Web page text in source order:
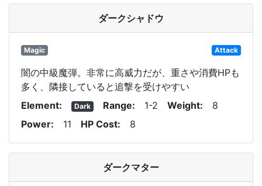
ダークシャドウ
Magic Attack
闇の中級魔弾。非常に高威力だが、重さや消費HPも
多く、隣接していると追撃を受けやすい
Element
Dark Range 1-2 Weight
8
Power
11 HP Cost 8
ダークマター